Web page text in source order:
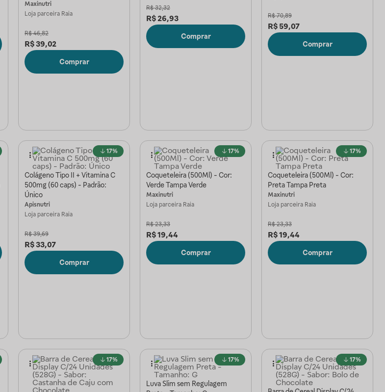
Maxinutri
Loja parceira Raia
R$ 46,82
R$39,02
Comprar
R$ 32,32
R$ 26,93
Comprar
R$ 70,89
R$ 59,07
Comprar
17%
Colágeno Tipo II + Vitamina C
500mg (60 caps) - Padrão:
Único
Apisnutri
Loja parceira Raia
R$ 39,69
R$33,07
Comprar
17%
Coqueteleira (500Ml) - Cor:
Verde Tampa Verde
Maxinutri
Loja parceira Raia
R$ 23,33
R$19,44
Comprar
17%
Coqueteleira (500Ml) - Cor:
Preta Tampa Preta
Maxinutri
Loja parceira Raia
R$ 23,33
R$19,44
Comprar
17% 17%
Luva Slim sem Regulagem
17%